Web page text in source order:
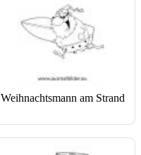
Weihnachtsmann am Strand